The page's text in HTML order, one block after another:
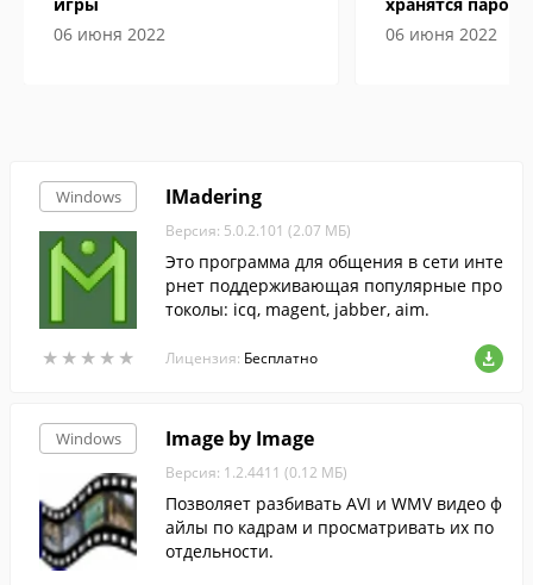
06 июня 2022
06 июня 2022
Windows
★ ★ ★ ★ ★
★ ★ ★ ★ ★
IMadering
Версия: 5.0.2.101 (2.07 МБ)
Это программа для общения в сети инте
рнет поддерживающая популярные про
токолы: icq, magent, jabber, aim.
Лицензия: Бесплатно
Windows Image by Image
Версия: 1.2.4411 (0.12 МБ)
Позволяет разбивать AVI и WMV видео ф
айлы по кадрам и просматривать их по
отдельности.